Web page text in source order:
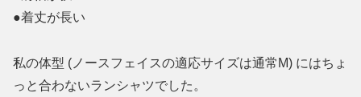
●着丈が長い
私の体型 (ノースフェイスの適応サイズは通常M) にはちょ
っと合わないランシャツでした。